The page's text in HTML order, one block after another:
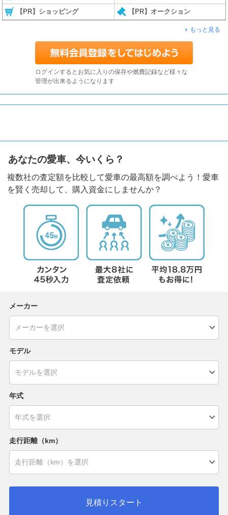
【PR】ショッピング 【PR】オークション
もっと見る
ログインするとお気に入りの保存や燃費記録など様々な
管理が出来るようになります
あなたの愛車、今いくら？
複数社の査定額を比較して愛車の最高額を調べよう！愛車
を賢く売却して、購入資金にしませんか？
メーカー
モデル
年式
走行距離（km）
見積りスタート